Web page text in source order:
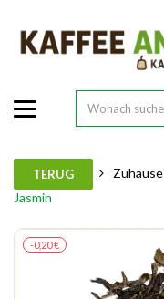
TERUG Zuhause
Jasmin
-0,20 €